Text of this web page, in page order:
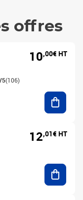
offres
5(106)
10,00€ HT
12,01€ HT